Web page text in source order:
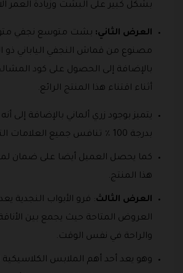
بشكل كبير على البشت وزيادة العمر
العرض الثاني: بشت متوسع نجفي
مصنوع من قماش النجفي الياباني ذو
بالإضافة إلى الحصول على كود
أثناء اقتناء هذا المنتج الرائع.
يتميز بوجود زري ألماني بالإضافة إلى
بدرجة 100 ٪ تنافس جميع العلامات التجارية الشهيرة.
هذا المنتج.
العرض الثالث: فرو الأبواب النجدية
العروض المتاحة حيث يجمع بين
والراحة في نفس الوقت.
وهو يعد أحد أهم الملابس الكلاسيكية